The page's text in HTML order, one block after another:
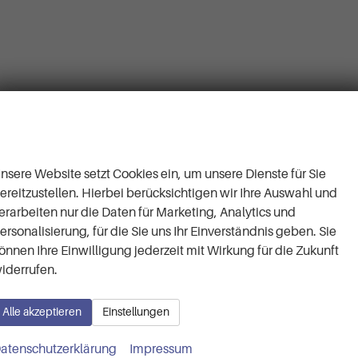
Kontaktaufnahme
Website setzt Cookies ein, um unsere Dienste für Sie
Hierbei berücksichtigen wir Ihre Auswahl und
nur die Daten für Marketing, Analytics und
für die Sie uns Ihr Einverständnis geben. Sie
Ihre Einwilligung jederzeit mit Wirkung für die Zukunft
Alle akzeptieren Einstellungen
Impressum